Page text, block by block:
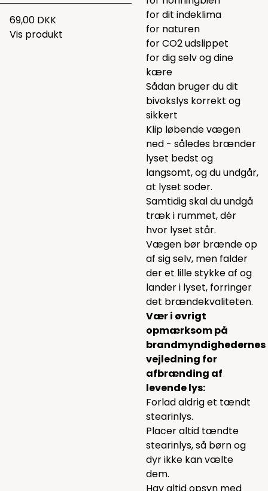
69,00 DKK
Vis produkt
for dit indeklima
for naturen
for CO2 udslippet
for dig selv og dine
kære
Sådan bruger du dit
bivokslys korrekt og
sikkert
Klip løbende vægen
ned - således brænder
lyset bedst og
langsomt, og du undgår,
at lyset soder.
Samtidig skal du undgå
træk i rummet, dér
hvor lyset står.
Vægen bør brænde op
af sig selv, men falder
der et lille stykke af og
lander i lyset, forringer
det brændekvaliteten.
Vær i øvrigt
opmærksom på
brandmyndighedernes
vejledning for
afbrænding af
levende lys:
Forlad aldrig et tændt
stearinlys.
Placer altid tændte
stearinlys, så børn og
dyr ikke kan vælte
dem.